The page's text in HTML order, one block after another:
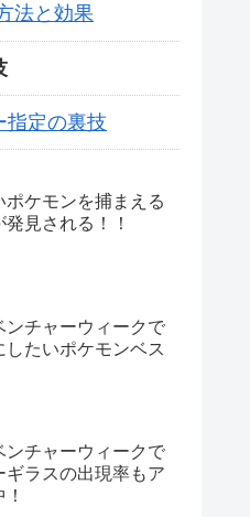
法と効果
指定の裏技
ポケモンを捕まえる
発見される！！
ンチャーウィークで
したいポケモンベス
ンチャーウィークで
ギラスの出現率もア